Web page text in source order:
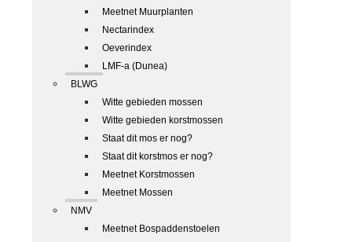
Meetnet Muurplanten
Nectarindex
Oeverindex
LMF-a (Dunea)
BLWG
Witte gebieden mossen
Witte gebieden korstmossen
Staat dit mos er nog?
Staat dit korstmos er nog?
Meetnet Korstmossen
Meetnet Mossen
NMV
Meetnet Bospaddenstoelen